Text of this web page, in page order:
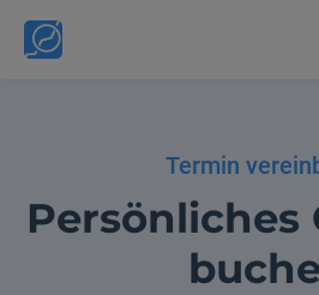
Anmelden und Vorteile genießen
Termin
Persönliches